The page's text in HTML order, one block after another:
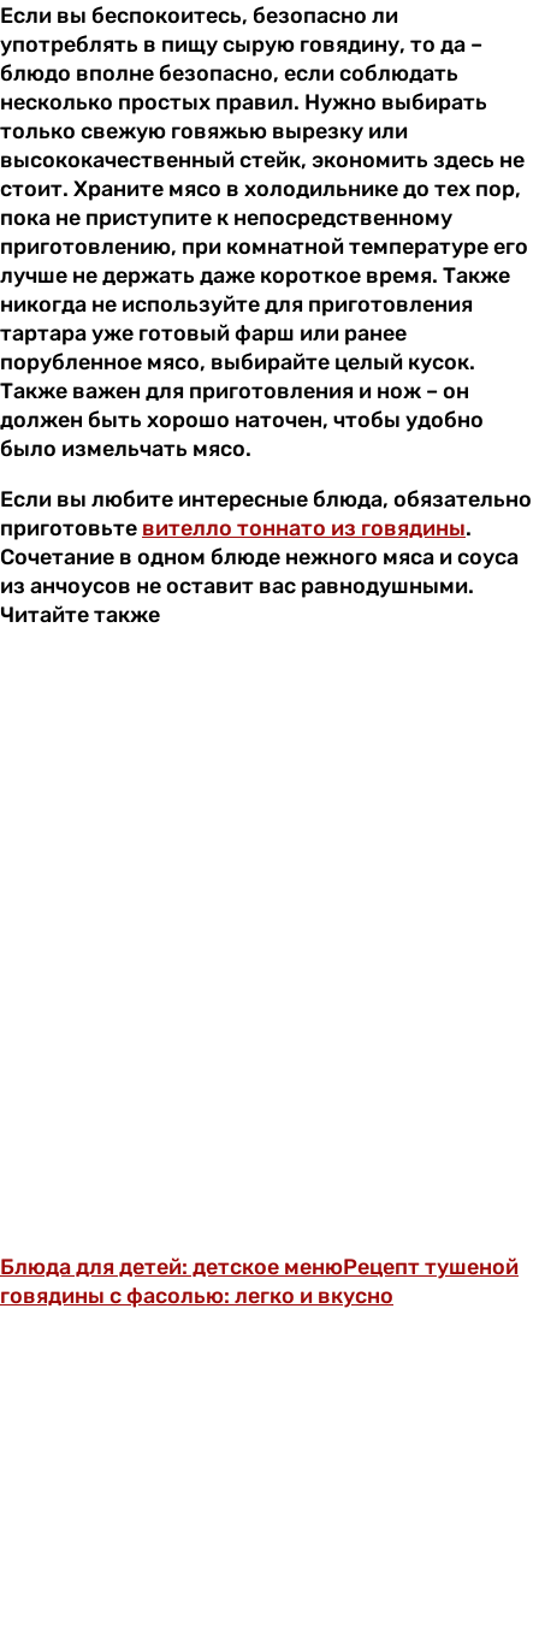
Если вы беспокоитесь, безопасно ли
употреблять в пищу сырую говядину, то да –
блюдо вполне безопасно, если соблюдать
несколько простых правил. Нужно выбирать
только свежую говяжью вырезку или
высококачественный стейк, экономить здесь не
стоит. Храните мясо в холодильнике до тех пор,
пока не приступите к непосредственному
приготовлению, при комнатной температуре его
лучше не держать даже короткое время. Также
никогда не используйте для приготовления
тартара уже готовый фарш или ранее
порубленное мясо, выбирайте целый кусок.
Также важен для приготовления и нож – он
должен быть хорошо наточен, чтобы удобно
было измельчать мясо.
Если вы любите интересные блюда, обязательно
приготовьте вителло тоннато из говядины.
Сочетание в одном блюде нежного мяса и соуса
из анчоусов не оставит вас равнодушными.
Читайте также
Блюда для детей: детское менюРецепт тушеной
говядины с фасолью: легко и вкусно